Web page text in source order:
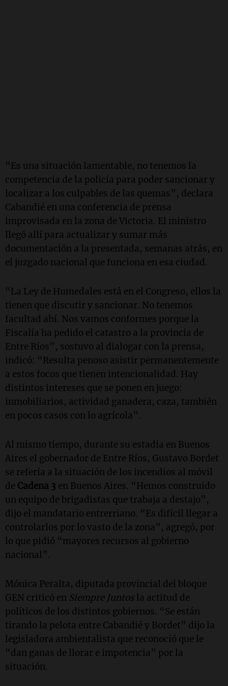
“Es una situación lamentable, no tenemos la
competencia de la policía para poder sancionar y
localizar a los culpables de las quemas”, declara
Cabandié en una conferencia de prensa
improvisada en la zona de Victoria. El ministro
llegó allí para actualizar y sumar más
documentación a la presentada, semanas atrás, en
el juzgado nacional que funciona en esa ciudad.
“La Ley de Humedales está en el Congreso, ellos la
tienen que discutir y sancionar. No tenemos
facultad ahí. Nos vamos conformes porque la
Fiscalía ha pedido el catastro a la provincia de
Entre Ríos”, sostuvo al dialogar con la prensa,
indicó: “Resulta penoso asistir permanentemente
a estos focos que tienen intencionalidad. Hay
distintos intereses que se ponen en juego:
inmobiliarios, actividad ganadera, caza, también
en pocos casos con lo agrícola”.
Al mismo tiempo, durante su estadía en Buenos
Aires el gobernador de Entre Ríos, Gustavo Bordet
se refería a la situación de los incendios al móvil
de Cadena 3 en Buenos Aires. “Hemos construido
un equipo de brigadistas que trabaja a destajo”,
dijo el mandatario entrerriano. “Es difícil llegar a
controlarlos por lo vasto de la zona”, agregó, por
lo que pidió “mayores recursos al gobierno
nacional”.
Mónica Peralta, diputada provincial del bloque
GEN criticó en Siempre Juntos la actitud de
políticos de los distintos gobiernos. “Se están
tirando la pelota entre Cabandié y Bordet” dijo la
legisladora ambientalista que reconoció que le
“dan ganas de llorar e impotencia” por la
situación.